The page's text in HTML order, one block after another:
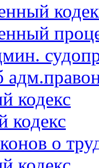
кодекс
кодекс
о